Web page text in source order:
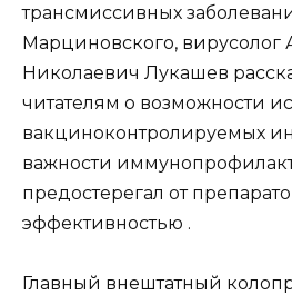
трансмиссивных
Марциновского, вирусолог
Николаевич Лукашев
читателям о возможности
вакциноконтролируемых
важности
предостерегал от
эффективностью .
Главный внештатный